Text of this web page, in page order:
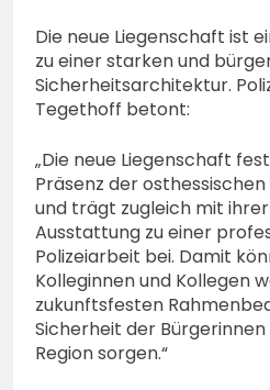
Die neue Liegenschaft ist
zu einer starken und
Sicherheitsarchitektur.
Tegethoff betont:
„Die neue Liegenschaft
Präsenz der
und trägt zugleich mit
Ausstattung zu einer
Polizeiarbeit bei. Damit
Kolleginnen und Kollegen
zukunftsfesten
Sicherheit der
Region sorgen.“